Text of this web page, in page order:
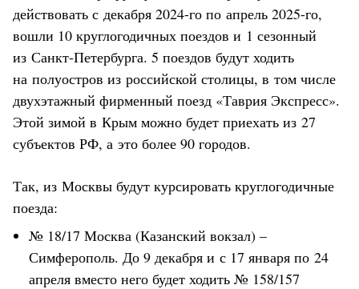
действовать с декабря 2024-го по апрель 2025-го,
вошли 10 круглогодичных поездов и 1 сезонный
из Санкт-Петербурга. 5 поездов будут ходить
на полуостров из российской столицы, в том числе
двухэтажный фирменный поезд «Таврия Экспресс».
Этой зимой в Крым можно будет приехать из 27
субъектов РФ, а это более 90 городов.
Так, из Москвы будут курсировать круглогодичные
поезда:
№ 18/17 Москва (Казанский вокзал) –
Симферополь. До 9 декабря и с 17 января по 24
апреля вместо него будет ходить № 158/157